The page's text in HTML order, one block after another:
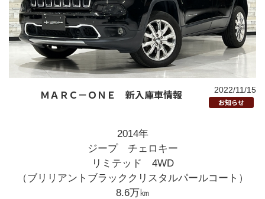
ＭＡＲＣ－ＯＮＥ 新入庫車情報
2022/11/15
お知らせ
2014年
ジープ チェロキー
リミテッド 4WD
（ブリリアントブラッククリスタルパールコート）
8.6万㎞